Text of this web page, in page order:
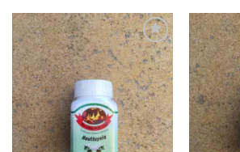
Zur
Wunschliste
hinzufügen